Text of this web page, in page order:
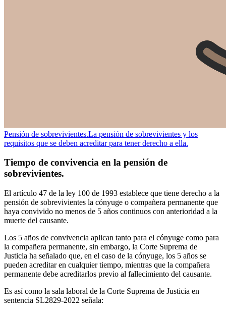
Pensión de sobrevivientes.La pensión de sobrevivientes y los
requisitos que se deben acreditar para tener derecho a ella.
Tiempo de convivencia en la pensión de
sobrevivientes.
El artículo 47 de la ley 100 de 1993 establece que tiene derecho a la
pensión de sobrevivientes la cónyuge o compañera permanente que
haya convivido no menos de 5 años continuos con anterioridad a la
muerte del causante.
Los 5 años de convivencia aplican tanto para el cónyuge como para
la compañera permanente, sin embargo, la Corte Suprema de
Justicia ha señalado que, en el caso de la cónyuge, los 5 años se
pueden acreditar en cualquier tiempo, mientras que la compañera
permanente debe acreditarlos previo al fallecimiento del causante.
Es así como la sala laboral de la Corte Suprema de Justicia en
sentencia SL2829-2022 señala: